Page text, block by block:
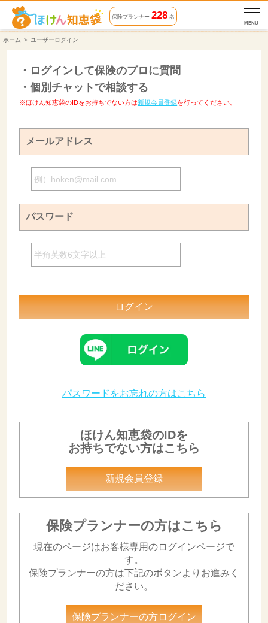
保険プランナー228 名
MENU
ホーム ユーザーログイン
・ ログインして保険のプロに質問
・個別チャットで相談する
※ほけん知恵袋のIDをお持ちでない方は新規会員登録を行ってください。
メールアドレス
パスワード
パスワードをお忘れの方はこちら
ほけん知恵袋のIDを
お持ちでない方はこちら
新規会員登録
保険プランナーの方はこちら
現在のページはお客様専用のログインページで
す。
保険プランナーの方は下記のボタンよりお進みく
ださい。
保険プランナーの方ログイン